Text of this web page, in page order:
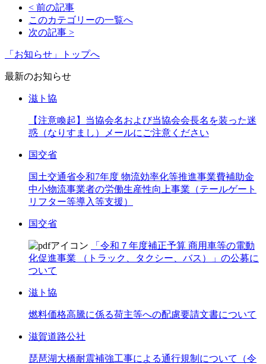
< 前の記事
このカテゴリーの一覧へ
次の記事 >
「お知らせ」トップへ
最新のお知らせ
滋ト協
【注意喚起】当協会名および当協会会長名を装った迷
惑（なりすまし）メールにご注意ください
国交省
国土交通省令和7年度 物流効率化等推進事業費補助金
中小物流事業者の労働生産性向上事業（テールゲート
リフター等導入等支援）
国交省
「令和７年度補正予算 商用車等の電動
化促進事業 （トラック、タクシー、バス）」の公募に
ついて
滋ト協
燃料価格高騰に係る荷主等への配慮要請文書について
滋賀道路公社
琵琶湖大橋耐震補強工事による通行規制について（令